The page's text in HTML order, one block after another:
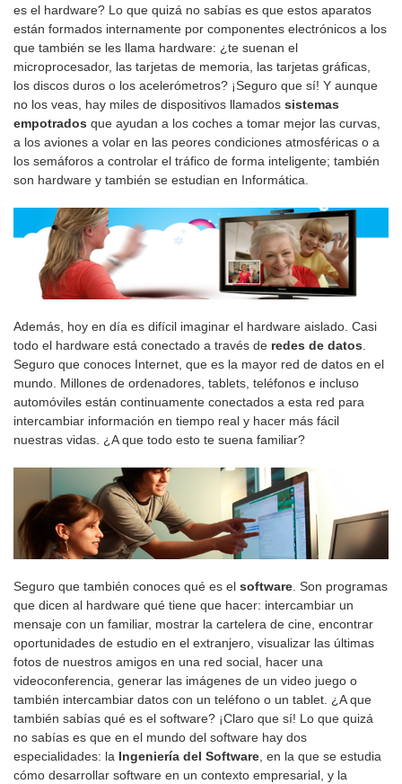
es el hardware? Lo que quizá no sabías es que estos aparatos
están formados internamente por componentes electrónicos a los
que también se les llama hardware: ¿te suenan el
microprocesador, las tarjetas de memoria, las tarjetas gráficas,
los discos duros o los acelerómetros? ¡Seguro que sí! Y aunque
no los veas, hay miles de dispositivos llamados sistemas
empotrados que ayudan a los coches a tomar mejor las curvas,
a los aviones a volar en las peores condiciones atmosféricas o a
los semáforos a controlar el tráfico de forma inteligente; también
son hardware y también se estudian en Informática.
Además, hoy en día es difícil imaginar el hardware aislado. Casi
todo el hardware está conectado a través de redes de datos
Seguro que conoces Internet, que es la mayor red de datos en el
mundo. Millones de ordenadores, tablets, teléfonos e incluso
automóviles están continuamente conectados a esta red para
intercambiar información en tiempo real y hacer más fácil
nuestras vidas. ¿A que todo esto te suena familiar?
Seguro que también conoces qué es el software . Son programas
que dicen al hardware qué tiene que hacer: intercambiar un
mensaje con un familiar, mostrar la cartelera de cine, encontrar
oportunidades de estudio en el extranjero, visualizar las últimas
fotos de nuestros amigos en una red social, hacer una
videoconferencia, generar las imágenes de un video juego o
también intercambiar datos con un teléfono o un tablet. ¿A que
también sabías qué es el software? ¡Claro que sí! Lo que quizá
no sabías es que en el mundo del software hay dos
especialidades: la Ingeniería del Software , en la que se estudia
cómo desarrollar software en un contexto empresarial, y la